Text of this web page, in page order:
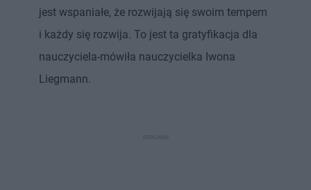
jest wspaniałe, że rozwijają się swoim tempem
i każdy się rozwija. To jest ta gratyfikacja dla
nauczyciela-mówiła nauczycielka Iwona
Liegmann.